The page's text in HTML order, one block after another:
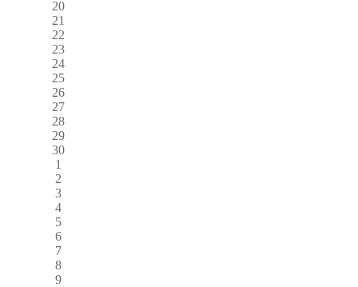
20
21
22
23
24
25
26
27
28
29
30
1
2
3
4
5
6
7
8
9